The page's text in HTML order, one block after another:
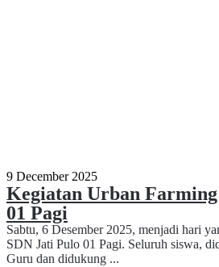
9 December 2025
Kegiatan Urban
01 Pagi
Sabtu, 6 Desember 2025, menjadi hari
SDN Jati Pulo 01 Pagi. Seluruh siswa,
Guru dan didukung ...